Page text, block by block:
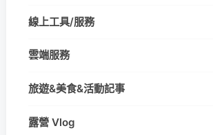
線上工具/服務
雲端服務
旅遊&美食&活動記事
露營 Vlog